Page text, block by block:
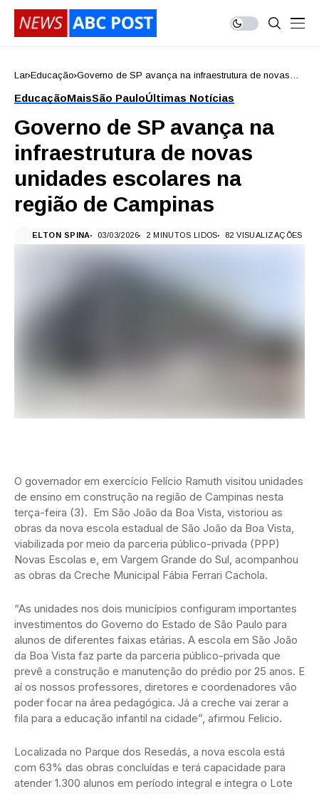
Lar Educação Governo de SP avança na infraestrutura de novas
EducaçãoMaisSão PauloÚltimas Notícias
Governo de SP avança na
infraestrutura de novas
unidades escolares na
região de Campinas
ELTON SPINA 03/03/2026 2 MINUTOS LIDOS 82 VISUALIZAÇÕES
O governador em exercício Felício Ramuth visitou unidades
de ensino em construção na região de Campinas nesta
terça-feira (3). Em São João da Boa Vista, vistoriou as
obras da nova escola estadual de São João da Boa Vista,
viabilizada por meio da parceria público-privada (PPP)
Novas Escolas e, em Vargem Grande do Sul, acompanhou
as obras da Creche Municipal Fábia Ferrari Cachola.
“As unidades nos dois municípios configuram importantes
investimentos do Governo do Estado de São Paulo para
alunos de diferentes faixas etárias. A escola em São João
da Boa Vista faz parte da parceria público-privada que
prevê a construção e manutenção do prédio por 25 anos. E
aí os nossos professores, diretores e coordenadores vão
poder focar na área pedagógica. Já a creche vai zerar a
fila para a educação infantil na cidade”, afirmou Felicio.
Localizada no Parque dos Resedás, a nova escola está
com 63% das obras concluídas e terá capacidade para
atender 1.300 alunos em período integral e integra o Lote